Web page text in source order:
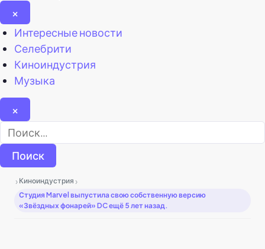
×
Закрыть
меню
Интересные новости
Селебрити
Киноиндустрия
Музыка
×
Найти:
› Киноиндустрия ›
Студия Marvel выпустила свою собственную версию
«Звёздных фонарей» DC ещё 5 лет назад.